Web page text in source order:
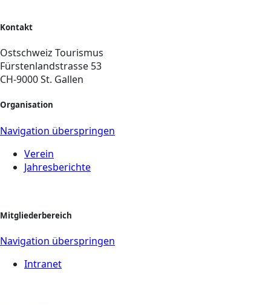
Kontakt
Ostschweiz Tourismus
Fürstenlandstrasse 53
CH-9000 St. Gallen
Organisation
Navigation überspringen
Verein
Jahresberichte
Mitgliederbereich
Navigation überspringen
Intranet